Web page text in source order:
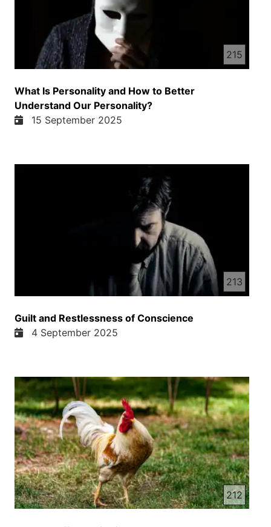
215
What Is Personality and How to Better
Understand Our Personality?
15 September 2025
213
Guilt and Restlessness of Conscience
4 September 2025
212